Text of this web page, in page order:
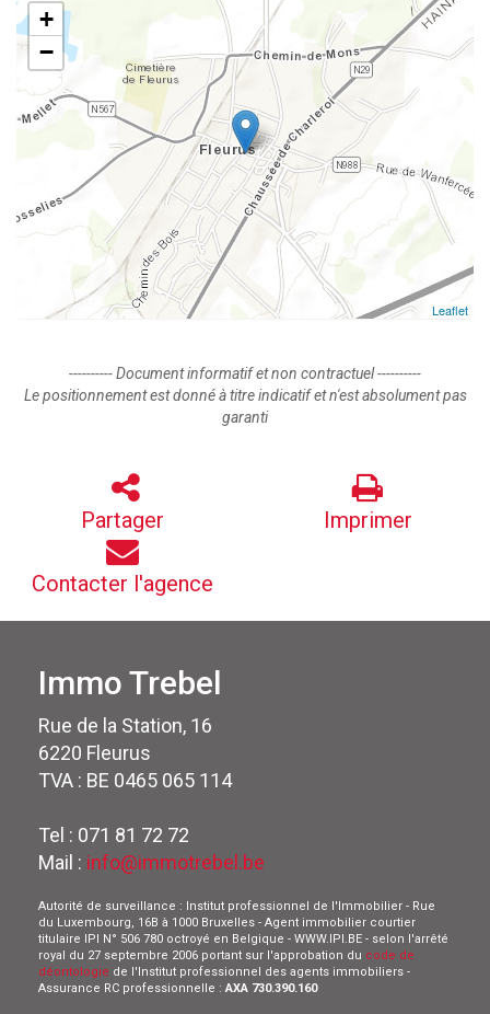
+
−
Leaflet
---------- Document informatif et non contractuel ----------
Le positionnement est donné à titre indicatif et n'est absolument pas
garanti
Partager Imprimer
Contacter l'agence
Immo Trebel
Rue de la Station, 16
6220 Fleurus
TVA : BE 0465 065 114
Tel : 071 81 72 72
Mail : info@immotrebel.be
Autorité de surveillance : Institut professionnel de l'Immobilier - Rue
du Luxembourg, 16B à 1000 Bruxelles - Agent immobilier courtier
titulaire IPI N° 506 780 octroyé en Belgique - WWW.IPI.BE - selon l'arrêté
royal du 27 septembre 2006 portant sur l'approbation du code de
déontologie de l'Institut professionnel des agents immobiliers -
Assurance RC professionnelle :AXA 730.390.160